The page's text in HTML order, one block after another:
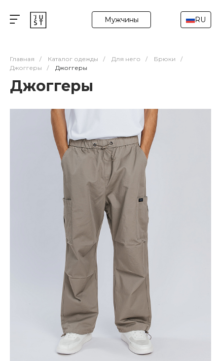
Мужчины RU
Главная / Каталог одежды / Для него / Брюки
/
Джоггеры
/ Джоггеры
Джоггеры